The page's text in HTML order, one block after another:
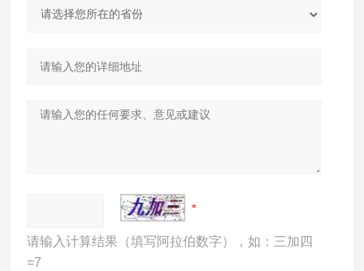
请输入计算结果（填写阿拉伯数字），如：三加四
=7